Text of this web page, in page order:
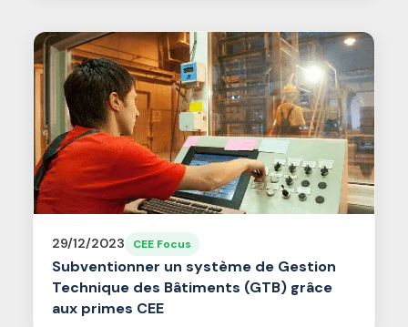
29/12/2023 CEE Focus
Subventionner un système de Gestion
Technique des Bâtiments (GTB) grâce
aux primes CEE